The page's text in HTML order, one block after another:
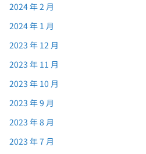
2024 年 2 月
2024 年 1 月
2023 年 12 月
2023 年 11 月
2023 年 10 月
2023 年 9 月
2023 年 8 月
2023 年 7 月